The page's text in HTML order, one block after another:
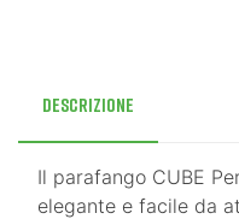
Descrizione
Il parafango CUBE
elegante e facile da